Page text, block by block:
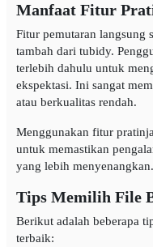
Manfaat Fitur
Fitur pemutaran langsung
tambah dari tubidy.
terlebih dahulu untuk
ekspektasi. Ini sangat
atau berkualitas rendah.
Menggunakan fitur
untuk memastikan
yang lebih menyenangkan.
Tips Memilih File
Berikut adalah beberapa
terbaik: